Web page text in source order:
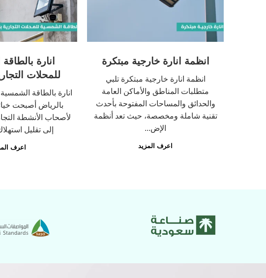
انظمة انارة خارجية مبتكرة
انظمة انارة خارجية مبتكرة تلبي
متطلبات المناطق والأماكن العامة
والحدائق والمساحات المفتوحة بأحدث
تقنية شاملة ومخصصة، حيث تعد أنظمة
الإض...
اعرف المزيد
انارة
للمحلات
انارة بالطاقة
بالرياض أصبحت
لأصحاب الأنشطة
إلى تقليل
اعرف